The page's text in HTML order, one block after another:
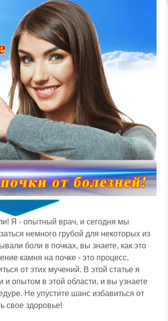
Я - опытный врач, и сегодня мы
немного грубой для некоторых из
боли в почках, вы знаете, как это
камня на почке - это процесс,
от этих мучений. В этой статье я
опытом в этой области, и вы узнаете
Не упустите шанс избавиться от
свое здоровье!